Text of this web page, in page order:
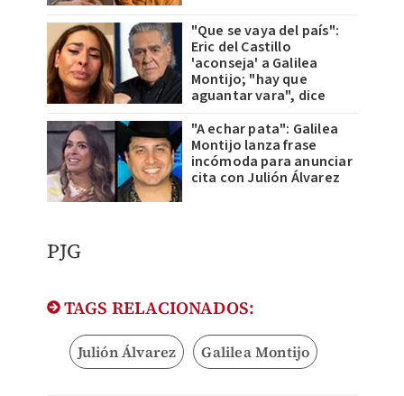
"Que se vaya del país":
Eric del Castillo
'aconseja' a Galilea
Montijo; "hay que
aguantar vara", dice
"A echar pata": Galilea
Montijo lanza frase
incómoda para anunciar
cita con Julión Álvarez
PJG
TAGS RELACIONADOS:
Julión Álvarez Galilea Montijo